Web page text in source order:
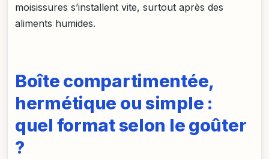
moisissures s’installent vite, surtout après des
aliments humides.
Boîte compartimentée,
hermétique ou simple :
quel format selon le goûter
?